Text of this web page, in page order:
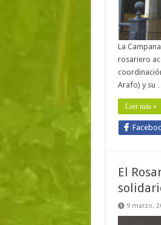
La
rosariero
Arafo) y su
Leer más »
El
9 marzo,